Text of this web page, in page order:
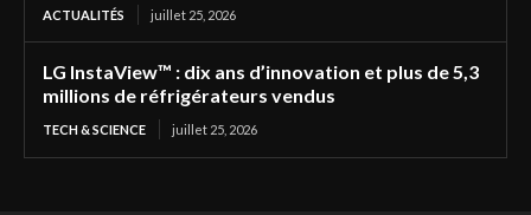
ACTUALITÉS juillet 25, 2026
LG InstaView™ : dix ans d’innovation et plus de 5,3
millions de réfrigérateurs vendus
TECH & SCIENCE juillet 25, 2026